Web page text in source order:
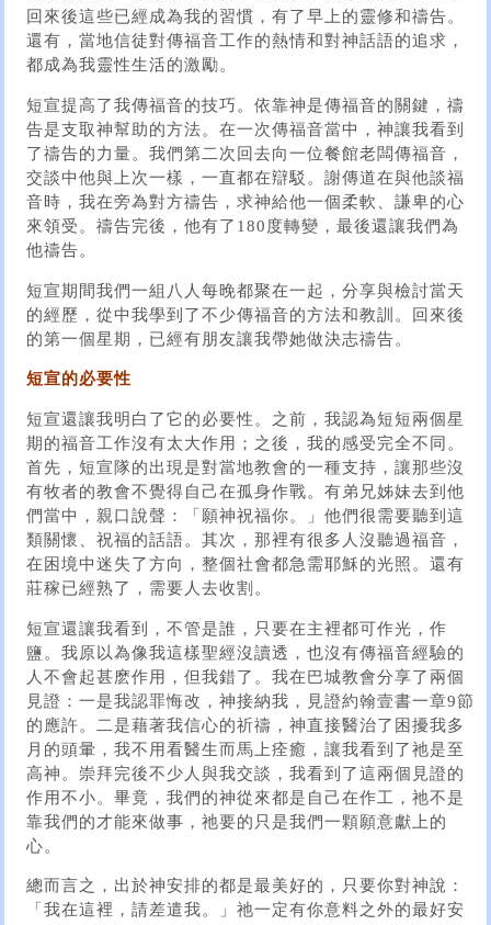
回來後這些已經成為我的習慣，有了早上的靈修和禱告。
還有，當地信徒對傳福音工作的熱情和對神話語的追求，
都成為我靈性生活的激勵。
短宣提高了我傳福音的技巧。依靠神是傳福音的關鍵，禱
告是支取神幫助的方法。在一次傳福音當中，神讓我看到
了禱告的力量。我們第二次回去向一位餐館老闆傳福音，
交談中他與上次一樣，一直都在辯駁。謝傳道在與他談福
音時，我在旁為對方禱告，求神給他一個柔軟、謙卑的心
來領受。禱告完後，他有了180度轉變，最後還讓我們為
他禱告。
短宣期間我們一組八人每晚都聚在一起，分享與檢討當天
的經歷，從中我學到了不少傳福音的方法和教訓。回來後
的第一個星期，已經有朋友讓我帶她做決志禱告。
短宣的必要性
短宣還讓我明白了它的必要性。之前，我認為短短兩個星
期的福音工作沒有太大作用；之後，我的感受完全不同。
首先，短宣隊的出現是對當地教會的一種支持，讓那些沒
有牧者的教會不覺得自己在孤身作戰。有弟兄姊妹去到他
們當中，親口說聲：「願神祝福你。」他們很需要聽到這
類關懷、祝福的話語。其次，那裡有很多人沒聽過福音，
在困境中迷失了方向，整個社會都急需耶穌的光照。還有
莊稼已經熟了，需要人去收割。
短宣還讓我看到，不管是誰，只要在主裡都可作光，作
鹽。我原以為像我這樣聖經沒讀透，也沒有傳福音經驗的
人不會起甚麽作用，但我錯了。我在巴城教會分享了兩個
見證：一是我認罪悔改，神接納我，見證約翰壹書一章9節
的應許。二是藉著我信心的祈禱，神直接醫治了困擾我多
月的頭暈，我不用看醫生而馬上痊癒，讓我看到了祂是至
高神。崇拜完後不少人與我交談，我看到了這兩個見證的
作用不小。畢竟，我們的神從來都是自己在作工，祂不是
靠我們的才能來做事，祂要的只是我們一顆願意獻上的
心。
總而言之，出於神安排的都是最美好的，只要你對神說：
「我在這裡，請差遣我。」祂一定有你意料之外的最好安